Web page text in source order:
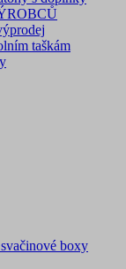
taškám
boxy